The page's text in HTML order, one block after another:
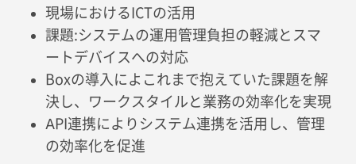
現場におけるICTの活用
課題:システムの運用管理負担の軽減とスマ
ートデバイスへの対応
Boxの導入によこれまで抱えていた課題を解
決し、ワークスタイルと業務の効率化を実現
API連携によりシステム連携を活用し、管理
の効率化を促進